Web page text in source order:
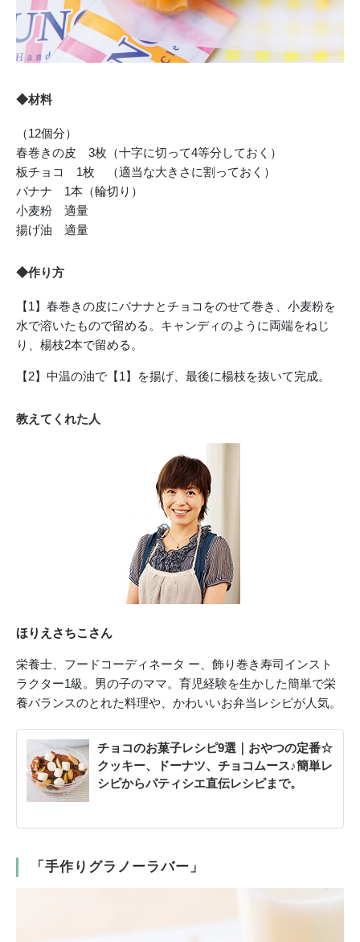
◆材料
（12個分）
春巻きの皮 3枚（十字に切って4等分しておく）
板チョコ 1枚 （適当な大きさに割っておく）
バナナ 1本（輪切り）
小麦粉 適量
揚げ油 適量
◆作り方
【1】春巻きの皮にバナナとチョコをのせて巻き、小麦粉を
水で溶いたもので留める。キャンディのように両端をねじ
り、楊枝2本で留める。
【2】中温の油で【1】を揚げ、最後に楊枝を抜いて完成。
教えてくれた人
ほりえさちこさん
栄養士、フードコーディネータ ー、飾り巻き寿司インスト
ラクター1級。男の子のママ。育児経験を生かした簡単で栄
養バランスのとれた料理や、かわいいお弁当レシピが人気。
チョコのお菓子レシピ9選｜おやつの定番☆
クッキー、ドーナツ、チョコムース♪簡単レ
シピからパティシエ直伝レシピまで。
「手作りグラノーラバー」